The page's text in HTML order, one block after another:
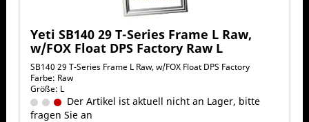
Yeti SB140 29 T-Series Frame L Raw,
w/FOX Float DPS Factory Raw L
SB140 29 T-Series Frame L Raw, w/FOX Float DPS Factory
Farbe: Raw
Größe: L
Der Artikel ist aktuell nicht an Lager, bitte
fragen Sie an